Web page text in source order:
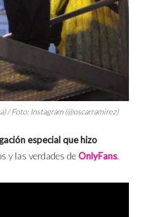
/ Foto: Instagram (@oscarramirez)
especial que hizo
y las verdades deOnlyFans.